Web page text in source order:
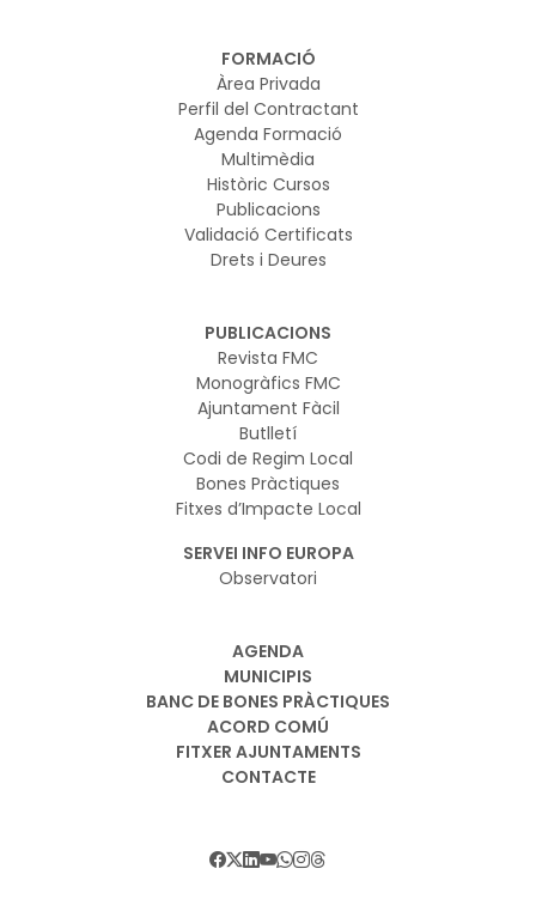
FORMACIÓ
Àrea Privada
Perfil del Contractant
Agenda Formació
Multimèdia
Històric Cursos
Publicacions
Validació Certificats
Drets i Deures
PUBLICACIONS
Revista FMC
Monogràfics FMC
Ajuntament Fàcil
Butlletí
Codi de Regim Local
Bones Pràctiques
Fitxes d’Impacte Local
SERVEI INFO EUROPA
Observatori
AGENDA
MUNICIPIS
BANC DE BONES PRÀCTIQUES
ACORD COMÚ
FITXER AJUNTAMENTS
CONTACTE